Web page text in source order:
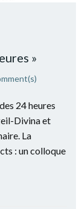
»
24 heures
Divina et
La
: un colloque